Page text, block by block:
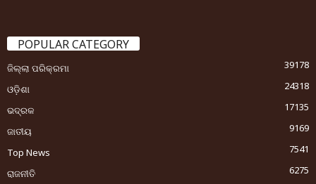
POPULAR CATEGORY
ଜିଲ୍ଲା ପରିକ୍ରମା
39178
ଓଡ଼ିଶା
24318
ଭଦ୍ରକ
17135
ଜାତୀୟ
9169
Top News
7541
ରାଜନୀତି
6275